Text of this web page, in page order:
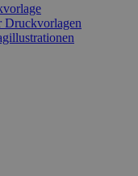
Druckvorlagen